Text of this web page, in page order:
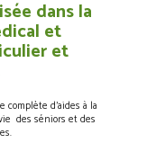
dans la
et
et
d’aides à la
des séniors et des